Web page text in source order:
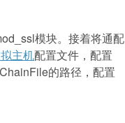
模块。接着将通配
主机配置文件，配置
的路径，配置